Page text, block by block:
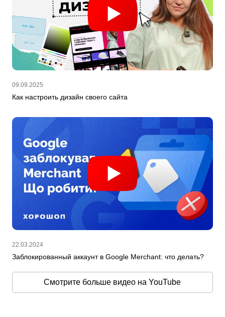
09.09.2025
Как настроить дизайн своего сайта
22.03.2024
Заблокированный аккаунт в Google Merchant: что делать?
Смотрите больше видео на YouTube